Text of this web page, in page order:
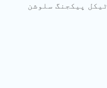
پیکجنگ سلوشن